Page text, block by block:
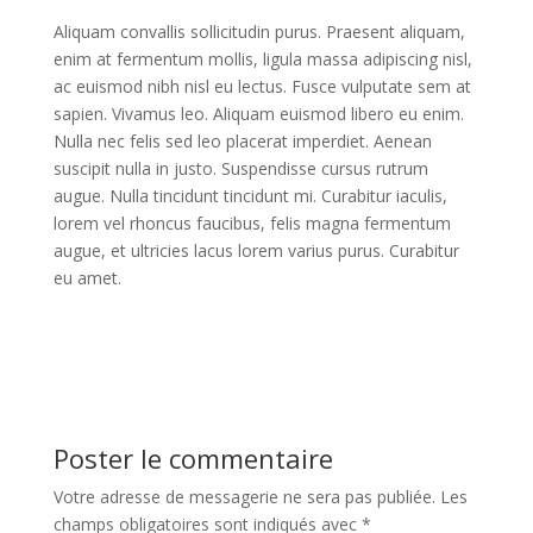
Aliquam convallis sollicitudin purus. Praesent aliquam,
enim at fermentum mollis, ligula massa adipiscing nisl,
ac euismod nibh nisl eu lectus. Fusce vulputate sem at
sapien. Vivamus leo. Aliquam euismod libero eu enim.
Nulla nec felis sed leo placerat imperdiet. Aenean
suscipit nulla in justo. Suspendisse cursus rutrum
augue. Nulla tincidunt tincidunt mi. Curabitur iaculis,
lorem vel rhoncus faucibus, felis magna fermentum
augue, et ultricies lacus lorem varius purus. Curabitur
eu amet.
Poster le commentaire
Votre adresse de messagerie ne sera pas publiée. Les
champs obligatoires sont indiqués avec *